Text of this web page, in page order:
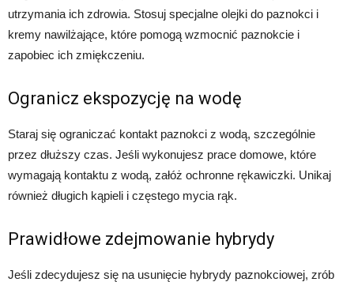
utrzymania ich zdrowia. Stosuj specjalne olejki do paznokci i
kremy nawilżające, które pomogą wzmocnić paznokcie i
zapobiec ich zmiękczeniu.
Ogranicz ekspozycję na wodę
Staraj się ograniczać kontakt paznokci z wodą, szczególnie
przez dłuższy czas. Jeśli wykonujesz prace domowe, które
wymagają kontaktu z wodą, załóż ochronne rękawiczki. Unikaj
również długich kąpieli i częstego mycia rąk.
Prawidłowe zdejmowanie hybrydy
Jeśli zdecydujesz się na usunięcie hybrydy paznokciowej, zrób